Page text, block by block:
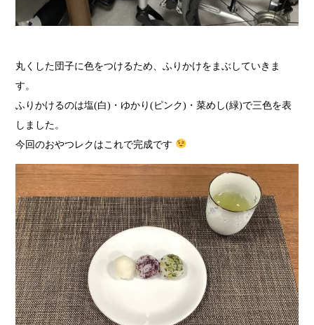
丸くした団子に色をつけるため、ふりかけをまぶしていきま
す。
ふりかけるのは塩(白)・ゆかり(ピンク)・菜めし(緑)で三色を表
しました。
今回のおやつレクはこれで完成です